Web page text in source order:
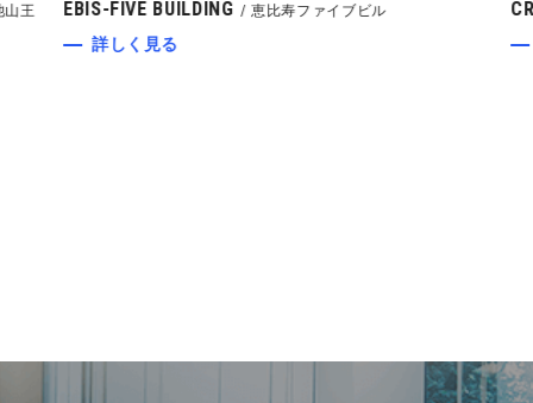
王 EBIS-FIVE BUILDING 恵比寿ファイブビル
詳しく見る